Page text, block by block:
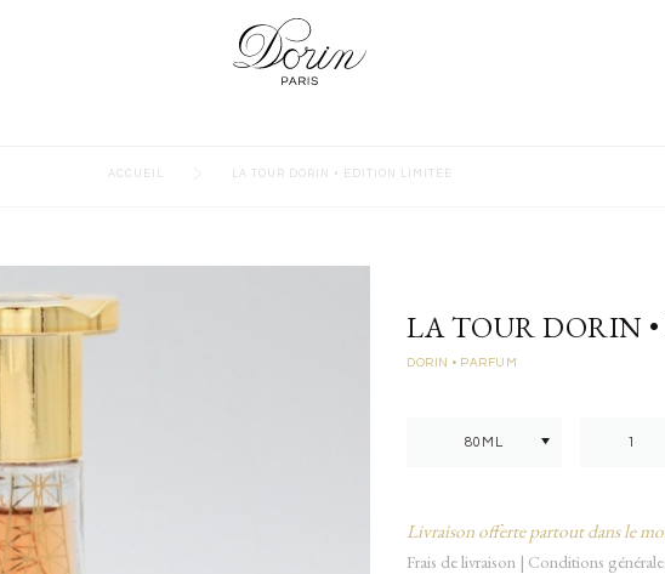
ACCUEIL LA TOUR DORIN • EDITION LIMITEE
LA TOUR DORIN
DORIN • PARFUM
Livraison offerte partout dans le
Frais de livraison | Conditions